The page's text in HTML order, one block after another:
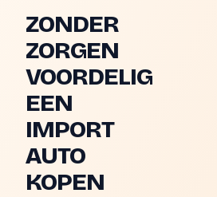
ZONDER
ZORGEN
VOORDELIG
EEN
IMPORT
AUTO
KOPEN